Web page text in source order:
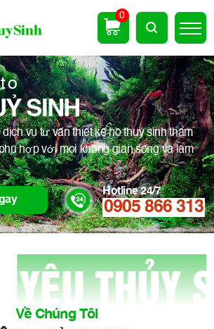
0
SINH
vụ tư vấn thiết kế hồ thuỷ sinh thẩm
hợp với mọi không gian sống và làm
Hotline 24/7
0905 866 313
SINH
Về Chúng Tôi